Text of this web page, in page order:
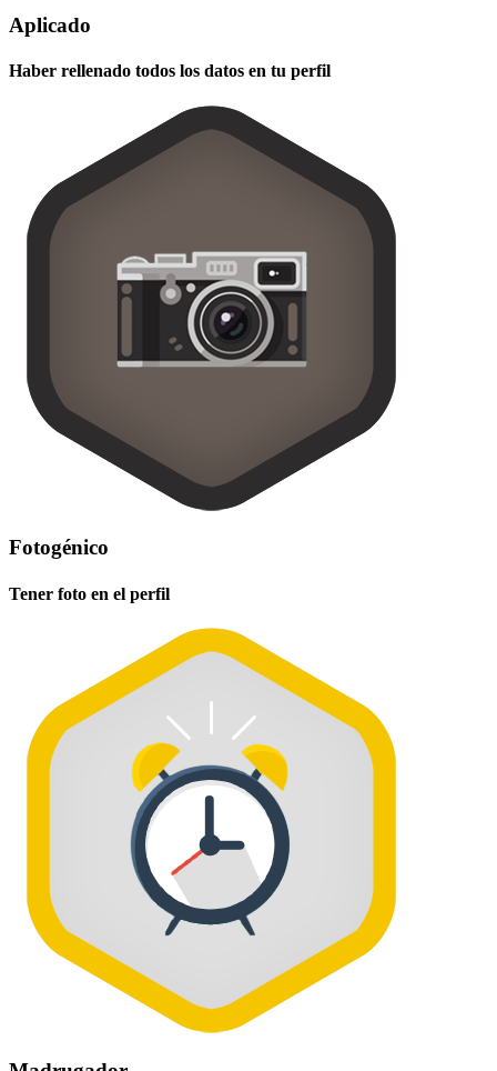
Aplicado
Haber rellenado todos los datos en tu perfil
Fotogénico
Tener foto en el perfil